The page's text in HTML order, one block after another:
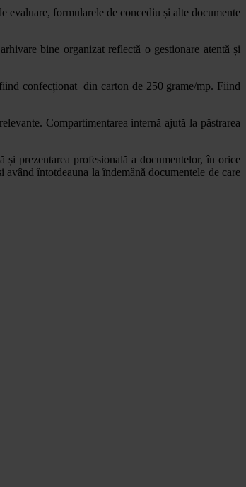
evaluare, formularele de concediu și alte documente
bine organizat reflectă o gestionare atentă și
confecționat din carton de 250 grame/mp. Fiind
Compartimentarea internă ajută la păstrarea
prezentarea profesională a documentelor, în orice
întotdeauna la îndemână documentele de care